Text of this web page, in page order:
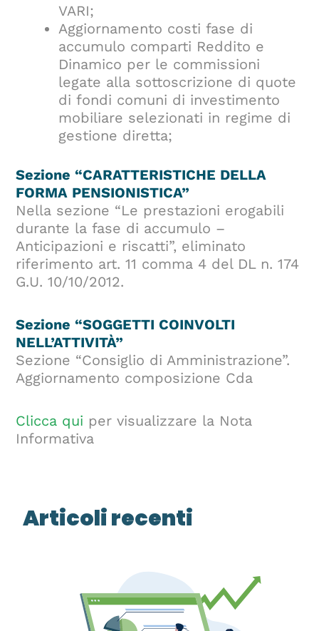
VARI;
Aggiornamento costi fase di
accumulo comparti Reddito e
Dinamico per le commissioni
legate alla sottoscrizione di quote
di fondi comuni di investimento
mobiliare selezionati in regime di
gestione diretta;
Sezione “CARATTERISTICHE DELLA
FORMA PENSIONISTICA”
Nella sezione “Le prestazioni erogabili
durante la fase di accumulo –
Anticipazioni e riscatti”, eliminato
riferimento art. 11 comma 4 del DL n. 174
G.U. 10/10/2012.
Sezione “SOGGETTI COINVOLTI
NELL’ATTIVITÀ”
Sezione “Consiglio di Amministrazione”.
Aggiornamento composizione Cda
Clicca qui per visualizzare la Nota
Informativa
Articoli recenti